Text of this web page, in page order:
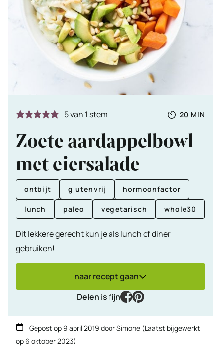
5van 1 stem
Totale
20 MIN
Zoete aardappelbowl
met eiersalade
ontbijt glutenvrij hormoonfactor
lunch paleo vegetarisch whole30
Dit lekkere gerecht kun je als lunch of diner
gebruiken!
naar recept gaan
Delen is fijn
facebook
pinterest
Gepost op 9 april 2019 doorSimone (Laatst bijgewerkt
op 6 oktober 2023)